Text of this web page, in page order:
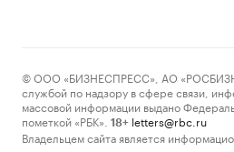
© ООО «БИЗНЕСПРЕСС», АО
службой по надзору в сфере связи,
массовой информации выдано
пометкой «РБК».
18+ letters@rbc.ru
Владельцем сайта является